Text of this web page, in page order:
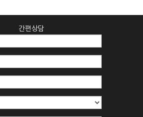
간편상담